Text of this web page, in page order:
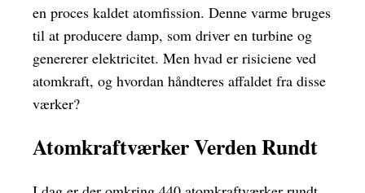
en proces kaldet atomfission. Denne varme bruges
til at producere damp, som driver en turbine og
genererer elektricitet. Men hvad er risiciene ved
atomkraft, og hvordan håndteres affaldet fra disse
værker?
Atomkraftværker Verden Rundt